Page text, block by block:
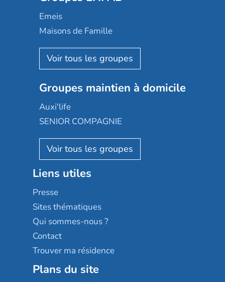
Domusvi
Happy Senior
Aquarelia
Nexity edenea
Les jardins d'Arcadie
Occitalia
Appartseniors
Reseda
Stella management
Les villages d'or
Sérénys
Résidences services Villa Médicis
Emeis
Maisons de Famille
Korian
Emera
Groupe SOS
Le Noble Âge
Almage
Résidalya
Groupe aplus
Groupes maintien à domicile
Auxi'life
SENIOR COMPAGNIE
AGE D'OR Services
Liens utiles
Presse
Sites thématiques
Qui sommes-nous ?
Contact
Trouver ma résidence
Plans du site